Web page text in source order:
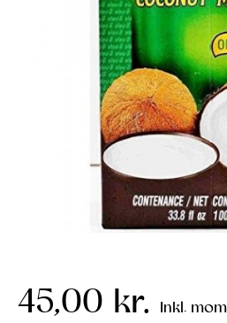
45,00 kr. Inkl.